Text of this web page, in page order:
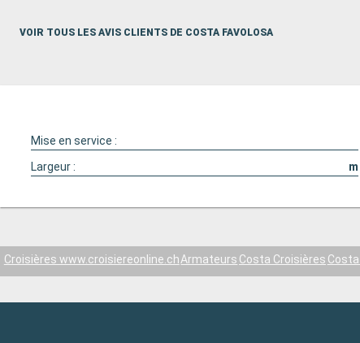
VOIR TOUS LES AVIS CLIENTS DE COSTA FAVOLOSA
Mise en service :
Largeur :
m
Croisières www.croisiereonline.chArmateurs Costa Croisières